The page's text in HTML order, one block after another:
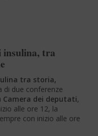
insulina, tra
tra storia,
di due conferenze
Camera dei deputati,
alle ore 12, la
con inizio alle ore